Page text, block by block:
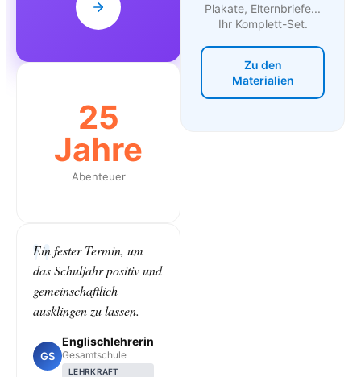
25
Jahre
Abenteuer
Ein fester Termin, um
das Schuljahr positiv und
gemeinschaftlich
ausklingen zu lassen.
GS
Englischlehrerin
Gesamtschule
LEHRKRAFT
Plakate, Elternbriefe...
Ihr Komplett-Set.
Zu den
Materialien